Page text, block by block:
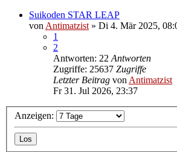
Suikoden STAR LEAP
von Antimatzist » Di 4. Mär 2025,
1
2
Antworten: 22 Antworten
Zugriffe: 25637 Zugriffe
Letzter Beitrag von Antimatzist
Fr 31. Jul 2026, 23:37
Anzeigen: